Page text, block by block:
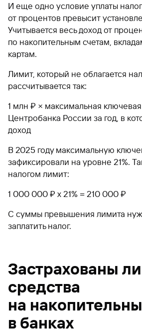
И еще одно условие уплаты
от процентов превысит
Учитывается весь доход от
по накопительным счетам,
картам.
Лимит, который не облагается
рассчитывается так:
1 млн ₽ × максимальная ключевая
Центробанка России за год, в
доход
В 2025 году максимальную
зафиксировали на уровне 21%.
налогом лимит:
1 000 000 ₽ х 21% = 210 000 ₽
С суммы превышения лимита
заплатить налог.
Застрахованы ли
средства
на
в банках